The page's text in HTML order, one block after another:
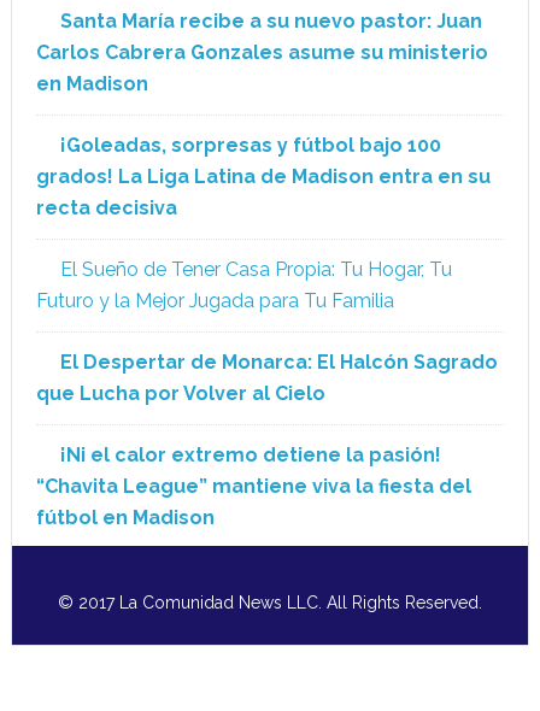
Santa María recibe a su nuevo pastor: Juan
Carlos Cabrera Gonzales asume su ministerio
en Madison
¡Goleadas, sorpresas y fútbol bajo 100
grados! La Liga Latina de Madison entra en su
recta decisiva
El Sueño de Tener Casa Propia: Tu Hogar, Tu
Futuro y la Mejor Jugada para Tu Familia
El Despertar de Monarca: El Halcón Sagrado
que Lucha por Volver al Cielo
¡Ni el calor extremo detiene la pasión!
“Chavita League” mantiene viva la fiesta del
fútbol en Madison
© 2017 La Comunidad News LLC. All Rights Reserved.